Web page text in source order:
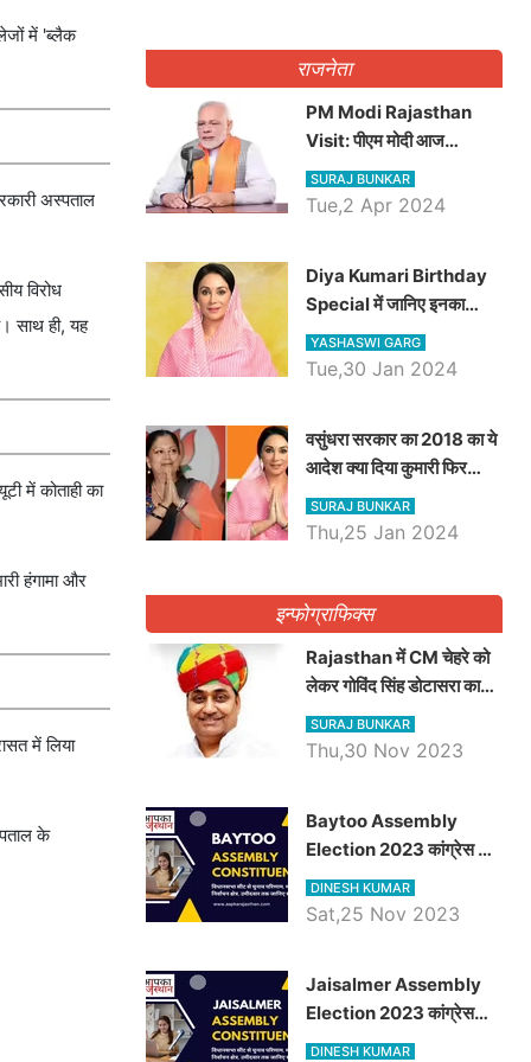
में 'ब्लैक
अस्पताल
विरोध
साथ ही, यह
में कोताही का
हंगामा और
में लिया
के
राजनेता
PM Modi Rajasthan
Visit: पीएम मोदी आज
राजस्थान में कोटपूतली में करेंगे
विशाल रैली, एक सभा से 8 सीटों
SURAJ BUNKAR
Tue,2 Apr 2024
Diya Kumari Birthday
Special में जानिए इनका
राजकुमारी से राजस्थान की
डिप्टी सीएम बनने तक का सफर,
YASHASWI GARG
Tue,30 Jan 2024
वसुंधरा सरकार का 2018 का ये
आदेश क्या दिया कुमारी फिर
करेंगी लागू? कांग्रेस सरकार ने
किया था निरस्त
SURAJ BUNKAR
Thu,25 Jan 2024
इन्फोग्राफिक्स
Rajasthan में CM चेहरे को
लेकर गोविंद सिंह डोटासरा का
बड़ा बयान आया सामने, जानें
विचार
SURAJ BUNKAR
Thu,30 Nov 2023
Baytoo Assembly
Election 2023 कांग्रेस से
हरीश चौधरी तो बालाराम मुंड होंगे
भाजपा उम्मीदवार, जानिये बायतू
DINESH KUMAR
Sat,25 Nov 2023
​​​​​​​Jaisalmer Assembly
Election 2023 कांग्रेस
रूपा राम मेघवाल तो छोटु सिंह
DINESH KUMAR